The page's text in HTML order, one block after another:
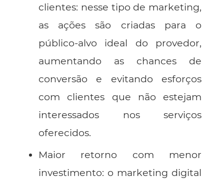
clientes: nesse tipo de marketing,
as ações são criadas para o
público-alvo ideal do provedor,
aumentando as chances de
conversão e evitando esforços
com clientes que não estejam
interessados nos serviços
oferecidos.
Maior retorno com menor
investimento: o marketing digital